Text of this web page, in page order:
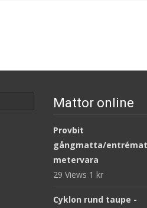
Mattor online
Provbit
gångmatta/
metervara
29 Views 1 kr
Cyklon rund taupe -